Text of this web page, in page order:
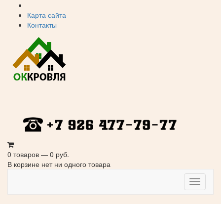
Карта сайта
Контакты
0 товаров — 0 руб.
В корзине нет ни одного товара